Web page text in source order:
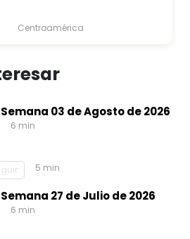
Centroamérica
03 de Agosto de 2026
6 min
5 min
27 de Julio de 2026
6 min